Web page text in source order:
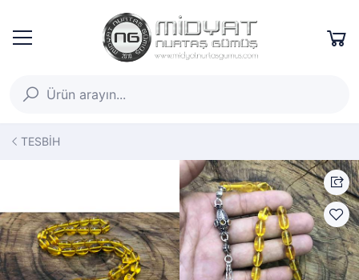
TESBİH